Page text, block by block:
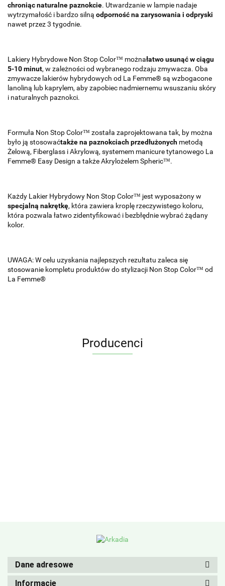
chroniąc naturalne paznokcie. Utwardzanie w lampie nadaje
wytrzymałość i bardzo silną odporność na zarysowania i odpryski
nawet przez 3 tygodnie.
Lakiery Hybrydowe Non Stop Color™ możnałatwo usunąć w ciągu
5-10 minut, w zależności od wybranego rodzaju zmywacza. Oba
zmywacze lakierów hybrydowych od La Femme® są wzbogacone
lanoliną lub kaprylem, aby zapobiec nadmiernemu wsuszaniu skóry
i naturalnych paznokci.
Formuła Non Stop Color™ została zaprojektowana tak, by można
było ją stosowaćtakże na paznokciach przedłużonych metodą
Żelową, Fiberglass i Akrylową, systemem manicure tytanowego La
Femme® Easy Design a także Akrylożelem Spheric™.
Każdy Lakier Hybrydowy Non Stop Color™ jest wyposażony w
specjalną nakrętkę, która zawiera kroplę rzeczywistego koloru,
która pozwala łatwo zidentyfikować i bezbłędnie wybrać żądany
kolor.
UWAGA: W celu uzyskania najlepszych rezultatu zaleca się
stosowanie kompletu produktów do stylizacji Non Stop Color™ od
La Femme®
Producenci
Dane adresowe
Informacje